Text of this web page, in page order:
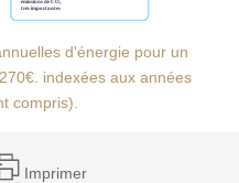
d'énergie pour un
indexées aux années
compris).
Imprimer